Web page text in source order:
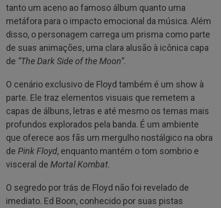
tanto um aceno ao famoso álbum quanto uma
metáfora para o impacto emocional da música. Além
disso, o personagem carrega um prisma como parte
de suas animações, uma clara alusão à icônica capa
de “The Dark Side of the Moon”.
O cenário exclusivo de Floyd também é um show à
parte. Ele traz elementos visuais que remetem a
capas de álbuns, letras e até mesmo os temas mais
profundos explorados pela banda. É um ambiente
que oferece aos fãs um mergulho nostálgico na obra
de Pink Floyd, enquanto mantém o tom sombrio e
visceral de Mortal Kombat.
O segredo por trás de Floyd não foi revelado de
imediato. Ed Boon, conhecido por suas pistas